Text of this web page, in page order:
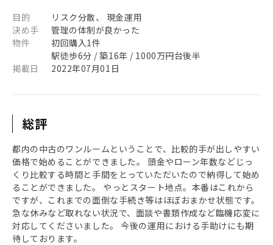
目的
リスク分散、 現金運用
決め手
管理の体制が良かった
物件
初回購入1件
駅徒歩6分 / 築16年 / 1000万円台後半
掲載日
2022年07月01日
総評
都内の中古のワンルームということで、比較的手が出しやすい
価格で始めることができました。 頭金やローン年数などじっ
くり比較する時間と手間をとっていただいたので納得して始め
ることができました。 やっとスタート地点。本番はこれから
ですが、これまでの面倒な手続き等はほぼおまかせ状態です。
急な休みなど取れない状況で、面談や書類作成など臨機応変に
対応してくださいました。 今後の運用における手助けにも期
待しております。